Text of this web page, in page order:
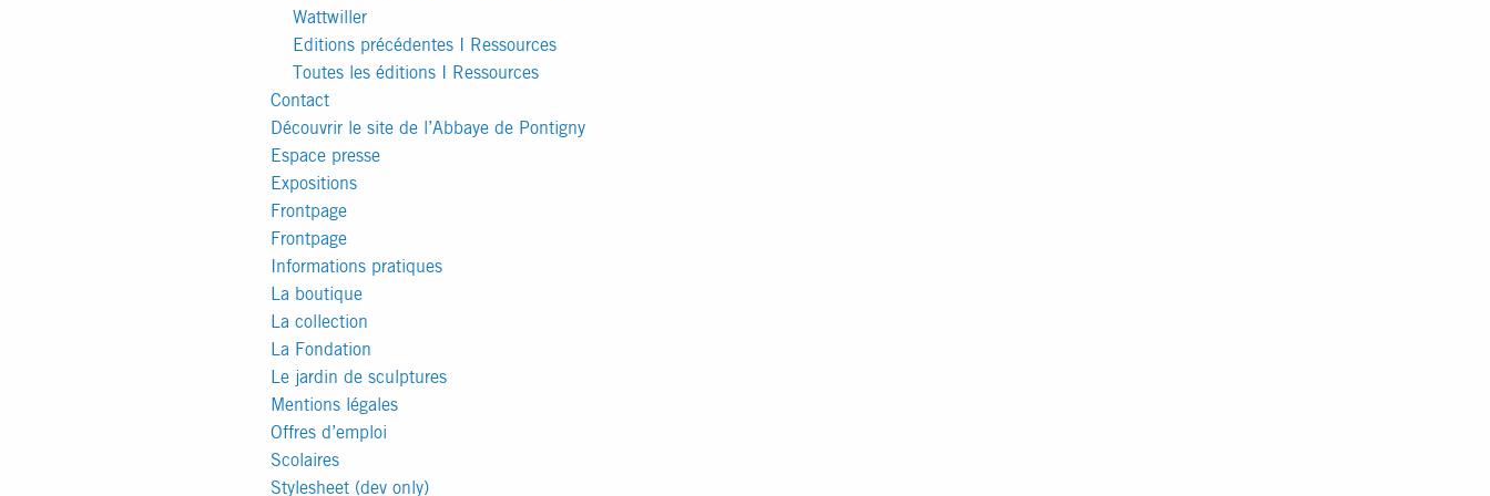
Wattwiller
Editions précédentes I Ressources
Toutes les éditions I Ressources
Contact
Découvrir le site de l’Abbaye de Pontigny
Espace presse
Expositions
Frontpage
Frontpage
Informations pratiques
La boutique
La collection
La Fondation
Le jardin de sculptures
Mentions légales
Offres d’emploi
Scolaires
Stylesheet (dev only)